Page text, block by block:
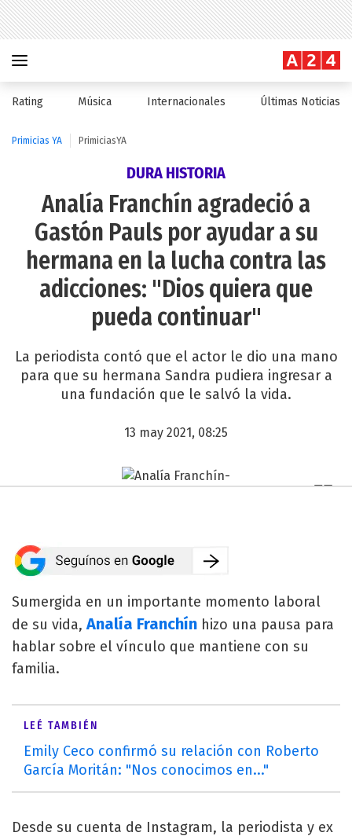
Rating Música Internacionales Últimas Noticias
Primicias YA PrimiciasYA
DURA HISTORIA
Analía Franchín agradeció a
Gastón Pauls por ayudar a su
hermana en la lucha contra las
adicciones: "Dios quiera que
pueda continuar"
La periodista contó que el actor le dio una mano
para que su hermana Sandra pudiera ingresar a
una fundación que le salvó la vida.
13 may 2021, 08:25
Sumergida en un importante momento laboral
de su vida,Analía Franchín hizo una pausa para
hablar sobre el vínculo que mantiene con su
familia.
LEÉ TAMBIÉN
Emily Ceco confirmó su relación con Roberto
García Moritán: "Nos conocimos en..."
Desde su cuenta de Instagram, la periodista y ex